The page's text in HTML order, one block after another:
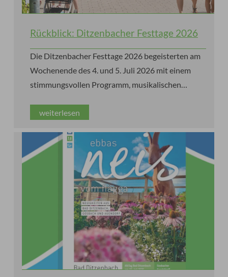
Rückblick: Ditzenbacher Festtage 2026
Die Ditzenbacher Festtage 2026 begeisterten am
Wochenende des 4. und 5. Juli 2026 mit einem
stimmungsvollen Programm, musikalischen
Menge guter Laune und Sonnenschein.
weiterlesen